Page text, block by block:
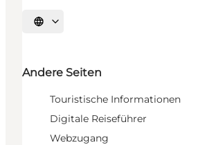
Sprache auswählen
Andere Seiten
Touristische Informationen
Digitale Reiseführer
Webzugang